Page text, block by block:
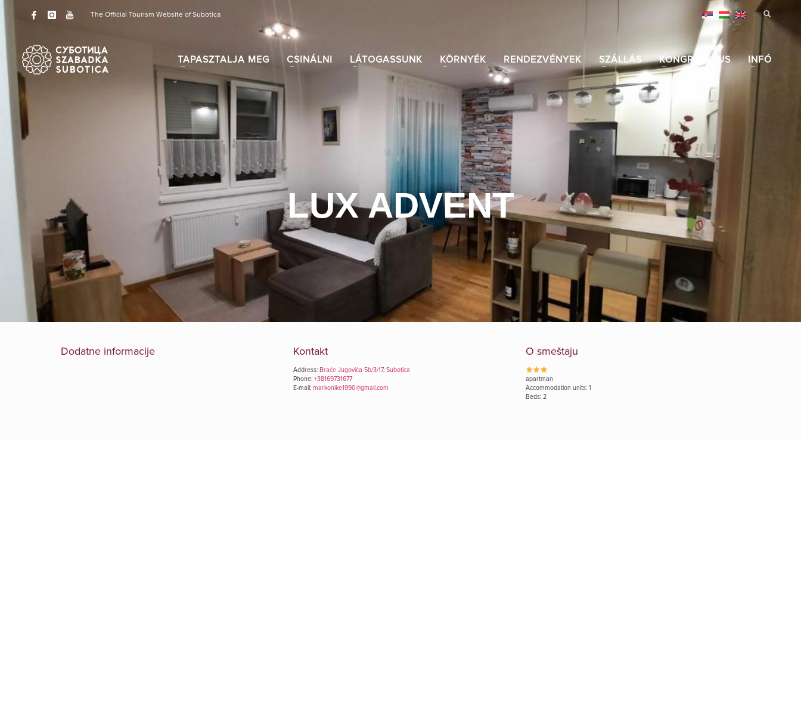
The Official Tourism Website of Subotica
TAPASZTALJA MEG CSINÁLNI LÁTOGASSUNK KÖRNYÉK RENDEZVÉNYEK SZÁLLÁS KONGRESSZUS INFÓ
LUX ADVENT
Dodatne informacije Kontakt
Address: Braće Jugovića 5b/3/17, Subotica
Phone: +38169731677
E-mail: markonike1990@gmail.com
O smeštaju
apartman
Accommodation units: 1
Beds: 2